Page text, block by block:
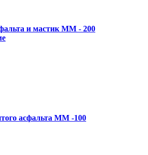
и мастик MM - 200
асфальта MM -100